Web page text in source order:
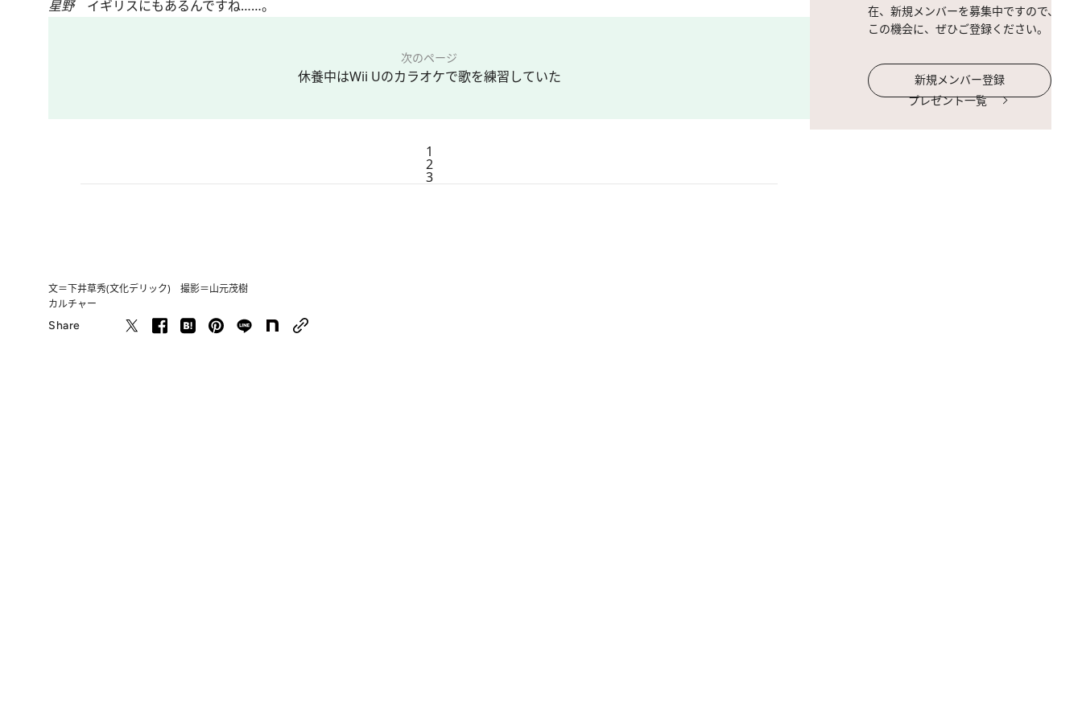
星野イギリスにもあるんですね……。
次のページ
休養中はWii Uのカラオケで歌を練習していた
1
2
3
文＝下井草秀(文化デリック) 撮影＝山元茂樹
カルチャー
Share
在、新規メンバーを募集中ですので、
この機会に、ぜひご登録ください。
新規メンバー登録
プレゼント一覧